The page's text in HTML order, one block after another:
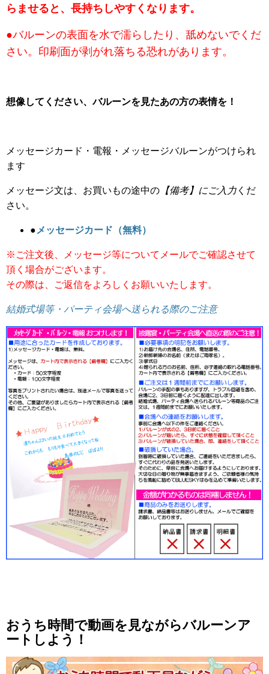
らませると、長持ちしやすくなります。
●バルーンの表面を水で濡らしたり、舐めないでくだ
さい。印刷面が剥がれ落ちる恐れがあります。
想像してください、バルーンを見たあの方の表情を！
メッセージカード・電報・メッセージバルーンがつけられ
ます
メッセージ文は、お買いもの途中の 【備考】にご入力 くだ
さい。
● メッセージカード（無料）
※ご注文後、メッセージ等についてメールでご確認させて
頂く場合がございます。
その際は、ご返信をよろしくお願いいたします。
結婚式場等・パーティ会場へ送られる際のご注意
おうち時間で動画を見ながらバルーンア
ートしよう！